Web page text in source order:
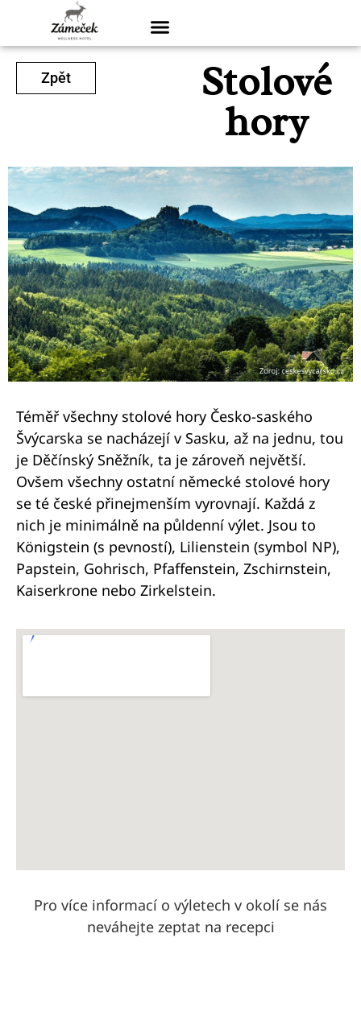
Zpět Stolové
hory
Téměř všechny stolové hory Česko-saského
Švýcarska se nacházejí v Sasku, až na jednu, tou
je Děčínský Sněžník, ta je zároveň největší.
Ovšem všechny ostatní německé stolové hory
se té české přinejmenším vyrovnají. Každá z
nich je minimálně na půldenní výlet. Jsou to
Königstein (s pevností), Lilienstein (symbol NP),
Papstein, Gohrisch, Pfaffenstein, Zschirnstein,
Kaiserkrone nebo Zirkelstein.
Pro více informací o výletech v okolí se nás
neváhejte zeptat na recepci